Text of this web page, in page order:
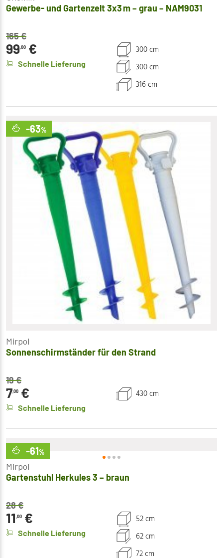
Gewerbe- und Gartenzelt 3x3 m – grau – NAM9031
165€
99,00 €
Schnelle Lieferung
300 cm
300 cm
316 cm
-63%
Mirpol
Sonnenschirmständer für den Strand
19€
7,00 €
Schnelle Lieferung
430 cm
-61%
Mirpol
Gartenstuhl Herkules 3 – braun
28€
11 ,00 €
Schnelle Lieferung
52 cm
62 cm
72 cm